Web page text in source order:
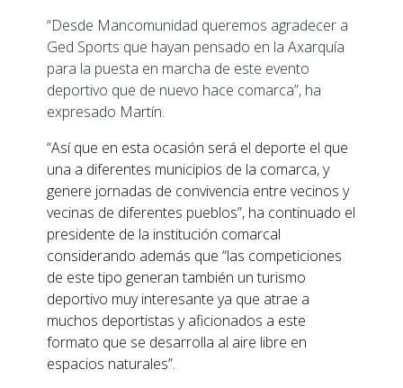
“Desde Mancomunidad queremos agradecer a
Ged Sports que hayan pensado en la Axarquía
para la puesta en marcha de este evento
deportivo que de nuevo hace comarca”, ha
expresado Martín.
“Así que en esta ocasión será el deporte el que
una a diferentes municipios de la comarca, y
genere jornadas de convivencia entre vecinos y
vecinas de diferentes pueblos”, ha continuado el
presidente de la institución comarcal
considerando además que “las competiciones
de este tipo generan también un turismo
deportivo muy interesante ya que atrae a
muchos deportistas y aficionados a este
formato que se desarrolla al aire libre en
espacios naturales”.